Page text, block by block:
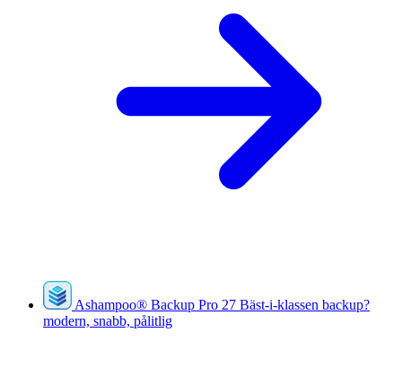
Ashampoo® Backup Pro 27 Bäst-i-klassen backup?
modern, snabb, pålitlig